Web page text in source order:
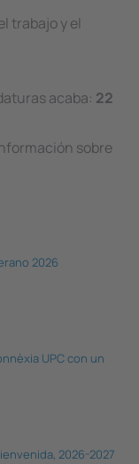
trabajo y el
acaba: 22
sobre
2026
UPC con un
2026-2027